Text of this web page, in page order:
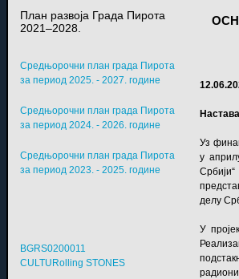
Уз
у
делу
У
План развоја Града Пирота
2021–2028.
Средњорочни план града Пирота
за период 2025. - 2027. године
Средњорочни план града Пирота
за период 2024. - 2026. године
Средњорочни план града Пирота
за период 2023. - 2025. године
BGRS0200011
CULTURolling STONES